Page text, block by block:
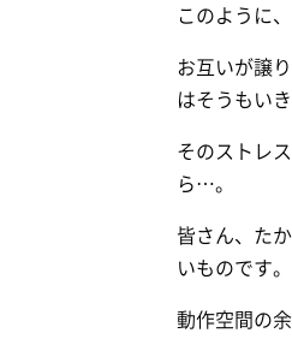
このように
お互いが譲
はそうもいき
そのストレ
ら…。
皆さん、た
いものです。
動作空間の